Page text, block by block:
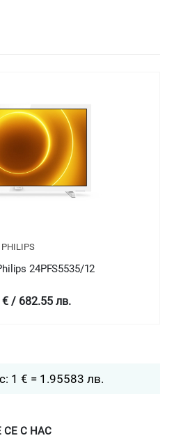
PHILIPS
Philips 24PFT5505/05
€ / 682.58 лв.
1 € = 1.95583 лв.
СЕ С НАС